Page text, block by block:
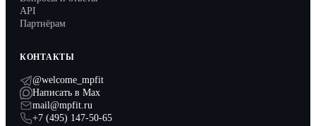
API
Партнёрам
КОНТАКТЫ
@welcome_mpfit
Написать в Max
mail@mpfit.ru
+7 (495) 147-50-65